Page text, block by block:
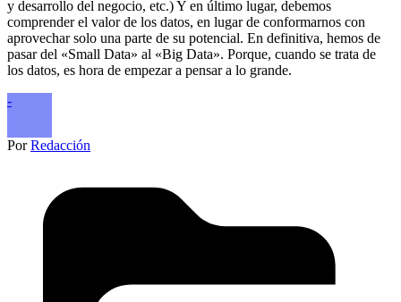
y desarrollo del negocio, etc.) Y en último lugar, debemos
comprender el valor de los datos, en lugar de conformarnos con
aprovechar solo una parte de su potencial. En definitiva, hemos de
pasar del «Small Data» al «Big Data». Porque, cuando se trata de
los datos, es hora de empezar a pensar a lo grande.
-
PorRedacción